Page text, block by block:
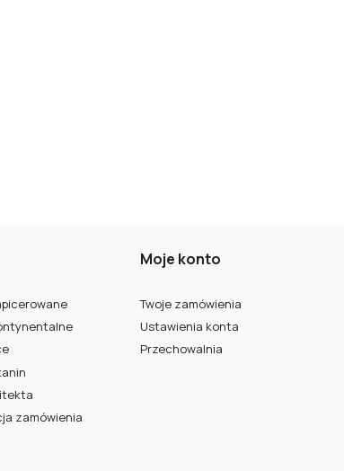
zamówienia
Moje konto
Twoje zamówienia
Ustawienia konta
Przechowalnia